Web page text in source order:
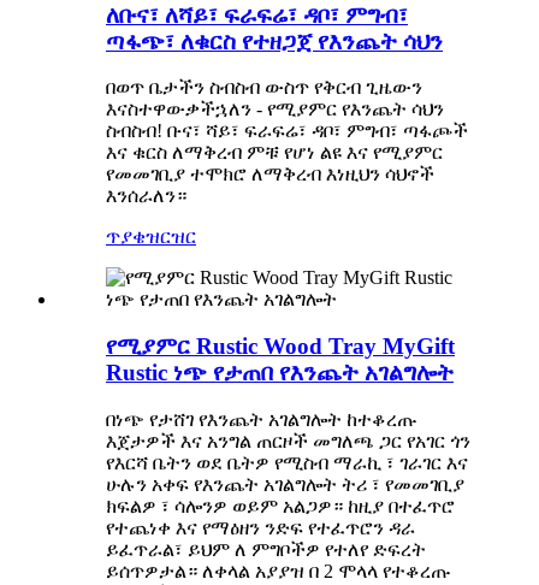
ለቡና፣ ለሻይ፣ ፍራፍሬ፣ ዳቦ፣ ምግብ፣
ጣፋጭ፣ ለቁርስ የተዘጋጀ የእንጨት ሳህን
በወጥ ቤታችን ስብስብ ውስጥ የቅርብ ጊዜውን
እናስተዋውቃችኋለን - የሚያምር የእንጨት ሳህን
ስብስብ! ቡና፣ ሻይ፣ ፍራፍሬ፣ ዳቦ፣ ምግብ፣ ጣፋጮች
እና ቁርስ ለማቅረብ ምቹ የሆነ ልዩ እና የሚያምር
የመመገቢያ ተሞክሮ ለማቅረብ እነዚህን ሳህኖች
እንሰራለን።
ጥያቄዝርዝር
የሚያምር Rustic Wood Tray MyGift
Rustic ነጭ የታጠበ የእንጨት አገልግሎት
በነጭ የታሸገ የእንጨት አገልግሎት ከተቆረጡ
እጀታዎች እና አንግል ጠርዞች መግለጫ ጋር የአገር ጎን
የእርሻ ቤትን ወደ ቤትዎ የሚስብ ማራኪ ፣ ገራገር እና
ሁሉን አቀፍ የእንጨት አገልግሎት ትሪ ፣ የመመገቢያ
ክፍልዎ ፣ ሳሎንዎ ወይም አልጋዎ። ከዚያ በተፈጥሮ
የተጨነቀ እና የማዕዘን ንድፍ የተፈጥሮን ዳራ
ይፈጥራል፣ ይህም ለ ምግቦችዎ የተለየ ድፍረት
ይሰጥዎታል። ለቀላል አያያዝ በ 2 ሞላላ የተቆረጡ